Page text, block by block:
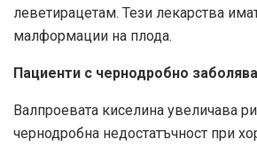
леветирацетам. Тези лекарства
малформации на плода.
Пациенти с чернодробно
Валпроевата киселина увеличава
чернодробна недостатъчност при